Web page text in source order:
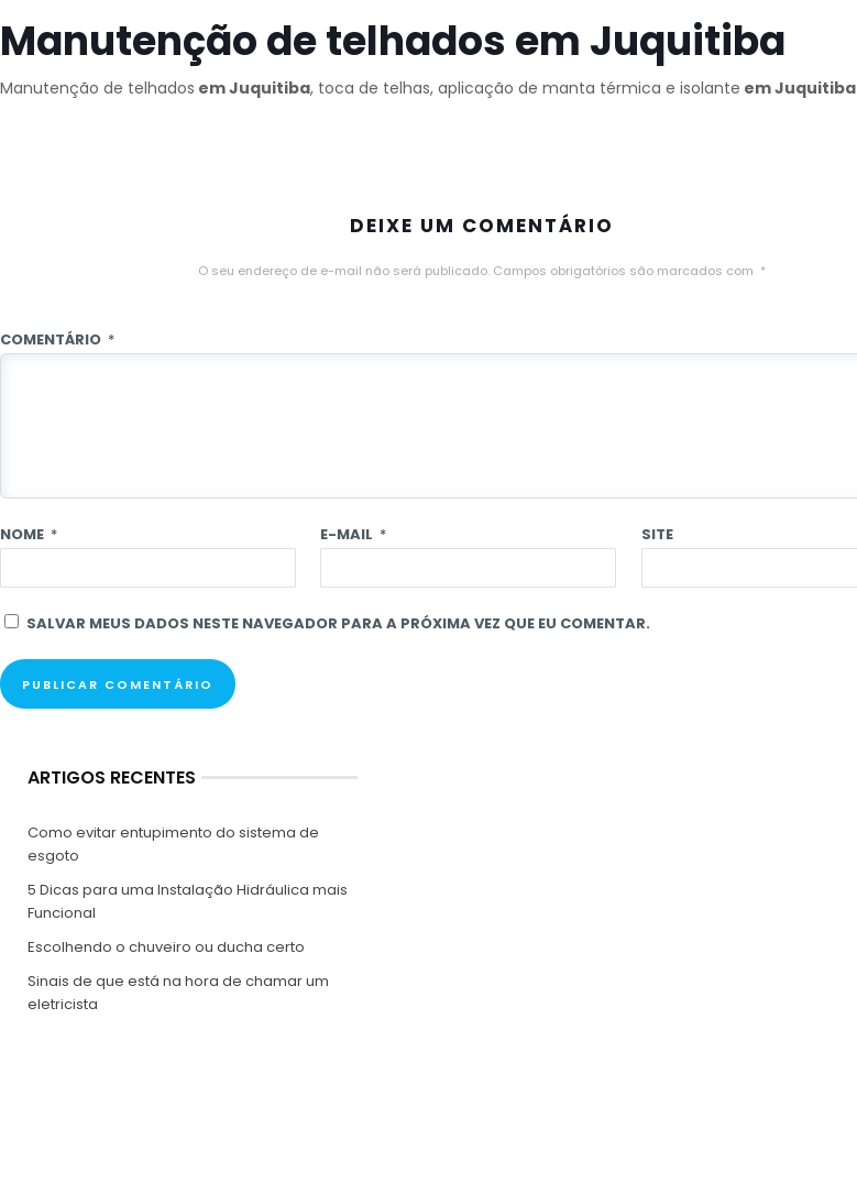
Manutenção de telhados em Juquitiba
Manutenção de telhados em Juquitiba, toca de telhas, aplicação de manta térmica e isolante em Juquitiba
DEIXE UM COMENTÁRIO
O seu endereço de e-mail não será publicado. Campos obrigatórios são marcados com *
COMENTÁRIO *
NOME * E-MAIL * SITE
SALVAR MEUS DADOS NESTE NAVEGADOR PARA A PRÓXIMA VEZ QUE EU COMENTAR.
ARTIGOS RECENTES
Como evitar entupimento do sistema de
esgoto
5 Dicas para uma Instalação Hidráulica mais
Funcional
Escolhendo o chuveiro ou ducha certo
Sinais de que está na hora de chamar um
eletricista